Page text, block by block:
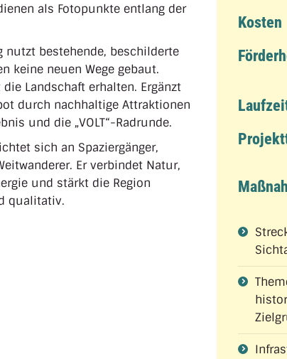
als Fotopunkte entlang der
nutzt bestehende, beschilderte
keine neuen Wege gebaut.
Landschaft erhalten. Ergänzt
durch nachhaltige Attraktionen
und die „VOLT“-Radrunde.
sich an Spaziergänger,
Er verbindet Natur,
und stärkt die Region
qualitativ.
Kosten